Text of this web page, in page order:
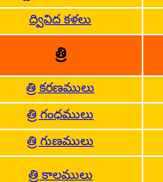
ద్వివిద కళలు
త్రి
త్రి కరణములు
త్రి గంధములు
త్రి గుణములు
త్రి కాలములు